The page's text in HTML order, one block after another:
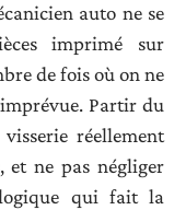
auto ne se
imprimé sur
de fois où on ne
Partir du
réellement
et ne pas négliger
logique qui fait la